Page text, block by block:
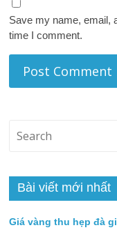
Save my name, email,
time I comment.
Bài viết mới nhất
Giá vàng thu hẹp đà